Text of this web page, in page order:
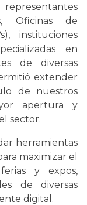
representantes
Oficinas de
instituciones
en
de diversas
extender
de nuestros
apertura y
sector.
herramientas
maximizar el
y expos,
de diversas
digital.